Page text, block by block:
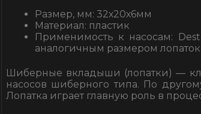
Размер, мм: 32х20х6мм
Материал: пластик
Применимость к насосам:
аналогичным размером лопаток
Шиберные вкладыши (лопатки) —
насосов шиберного типа. По
Лопатка играет главную роль в